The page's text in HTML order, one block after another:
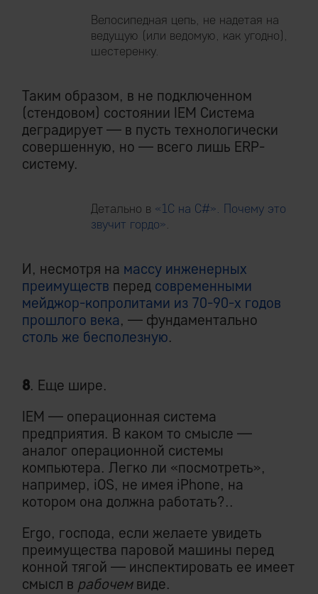
Велосипедная цепь, не надетая на
ведущую (или ведомую, как угодно),
шестеренку.
Таким образом, в не подключенном
(стендовом) состоянии IEM Система
деградирует — в пусть технологически
совершенную, но — всего лишь ERP-
систему.
Детально в «1C на C#». Почему это
звучит гордо».
И, несмотря на массу инженерных
преимуществ перед современными
мейджор-копролитами из 70-90-х годов
прошлого века, — фундаментально
столь же бесполезную.
8. Еще шире.
IEM — операционная система
предприятия. В каком то смысле —
аналог операционной системы
компьютера. Легко ли «посмотреть»,
например, iOS, не имея iPhone, на
котором она должна работать?..
Ergo, господа, если желаете увидеть
преимущества паровой машины перед
конной тягой — инспектировать ее имеет
смысл в рабочемвиде.